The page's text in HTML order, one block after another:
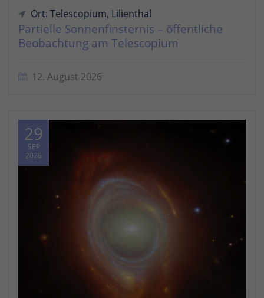
Ort: Telescopium, Lilienthal
Partielle Sonnenfinsternis – öffentliche
Beobachtung am Telescopium
12. August 2026
29
SEP
2026